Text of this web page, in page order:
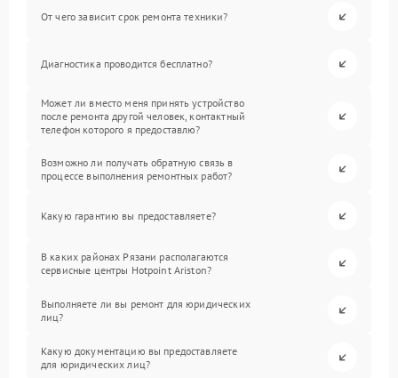
От чего зависит срок ремонта техники?
Диагностика проводится бесплатно?
Может ли вместо меня принять устройство
после ремонта другой человек, контактный
телефон которого я предоставлю?
Возможно ли получать обратную связь в
процессе выполнения ремонтных работ?
Какую гарантию вы предоставляете?
В каких районах Рязани располагаются
сервисные центры Hotpoint Ariston?
Выполняете ли вы ремонт для юридических
лиц?
Какую документацию вы предоставляете
для юридических лиц?